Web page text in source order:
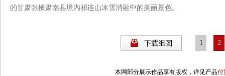
的甘肃张掖肃南县境内祁连山冰雪消融中的美丽景色。
1 2
本网部分展示作品享有版权，详见产品付